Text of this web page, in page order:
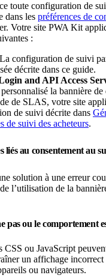
toute configuration de
dans les préférences de
Votre site PWA Kit
:
La configuration de suivi
décrite dans ce guide.
and API Access
la bannière de
de SLAS, votre site
de suivi décrite dans
de suivi des acheteurs.
liés au consentement au
solution à une erreur
l’utilisation de la
pas ou le comportement
CSS ou JavaScript
un affichage
ou navigateurs.